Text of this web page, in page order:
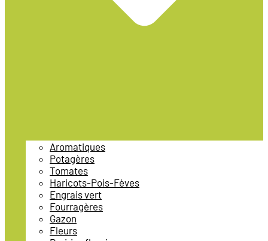
Aromatiques
Potagères
Tomates
Haricots-Pois-Fèves
Engrais vert
Fourragères
Gazon
Fleurs